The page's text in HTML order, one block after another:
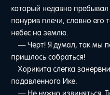
который недавно пребывал
понурив плечи, словно его
небес на землю.
— Черт! Я думал, так мы
пришлось собраться!
Хорикита слегка
подавленного Ике.